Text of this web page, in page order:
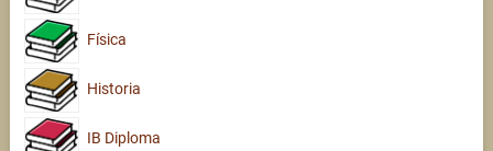
Física
Historia
IB Diploma